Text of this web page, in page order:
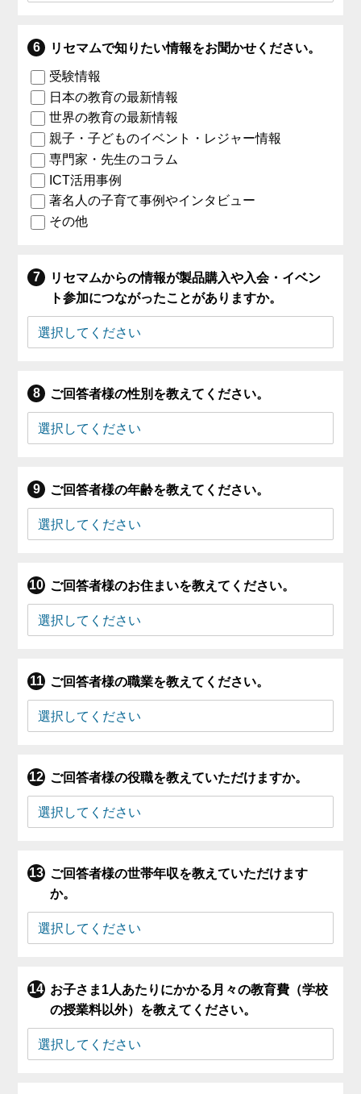
リセマムで知りたい情報をお聞かせください。
受験情報
日本の教育の最新情報
世界の教育の最新情報
親子・子どものイベント・レジャー情報
専門家・先生のコラム
ICT活用事例
著名人の子育て事例やインタビュー
その他
リセマムからの情報が製品購入や入会・イベン
ト参加につながったことがありますか。
ご回答者様の性別を教えてください。
ご回答者様の年齢を教えてください。
ご回答者様のお住まいを教えてください。
ご回答者様の職業を教えてください。
ご回答者様の役職を教えていただけますか。
ご回答者様の世帯年収を教えていただけます
か。
お子さま1人あたりにかかる月々の教育費（学校
の授業料以外）を教えてください。